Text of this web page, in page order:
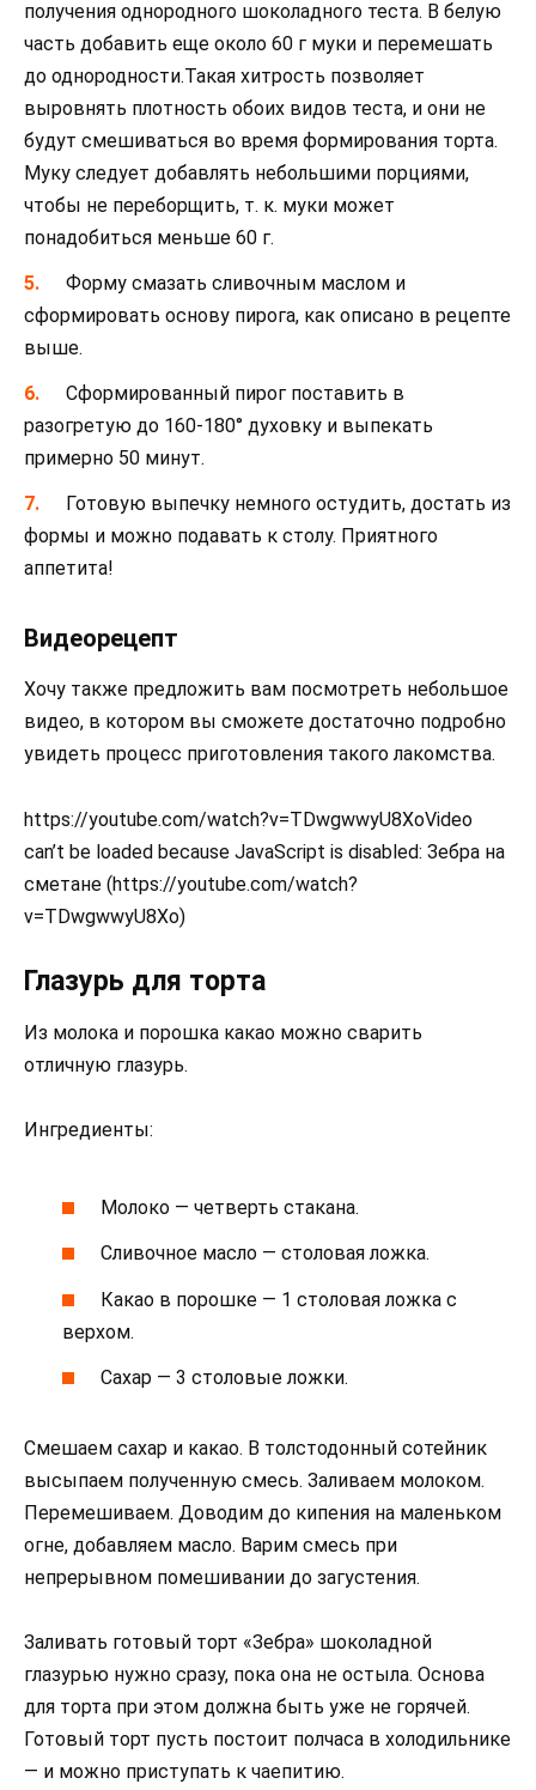
получения однородного шоколадного теста. В белую
часть добавить еще около 60 г муки и перемешать
до однородности.Такая хитрость позволяет
выровнять плотность обоих видов теста, и они не
будут смешиваться во время формирования торта.
Муку следует добавлять небольшими порциями,
чтобы не переборщить, т. к. муки может
понадобиться меньше 60 г.
Форму смазать сливочным маслом и
сформировать основу пирога, как описано в рецепте
выше.
Сформированный пирог поставить в
разогретую до 160-180° духовку и выпекать
примерно 50 минут.
Готовую выпечку немного остудить, достать из
формы и можно подавать к столу. Приятного
аппетита!
Видеорецепт
Хочу также предложить вам посмотреть небольшое
видео, в котором вы сможете достаточно подробно
увидеть процесс приготовления такого лакомства.
https://youtube.com/watch?v=TDwgwwyU8XoVideo
can’t be loaded because JavaScript is disabled: Зебра на
сметане (https://youtube.com/watch?
v=TDwgwwyU8Xo)
Глазурь для торта
Из молока и порошка какао можно сварить
отличную глазурь.
Ингредиенты:
Молоко — четверть стакана.
Сливочное масло — столовая ложка.
Какао в порошке — 1 столовая ложка с
верхом.
Сахар — 3 столовые ложки.
Смешаем сахар и какао. В толстодонный сотейник
высыпаем полученную смесь. Заливаем молоком.
Перемешиваем. Доводим до кипения на маленьком
огне, добавляем масло. Варим смесь при
непрерывном помешивании до загустения.
Заливать готовый торт «Зебра» шоколадной
глазурью нужно сразу, пока она не остыла. Основа
для торта при этом должна быть уже не горячей.
Готовый торт пусть постоит полчаса в холодильнике
— и можно приступать к чаепитию.